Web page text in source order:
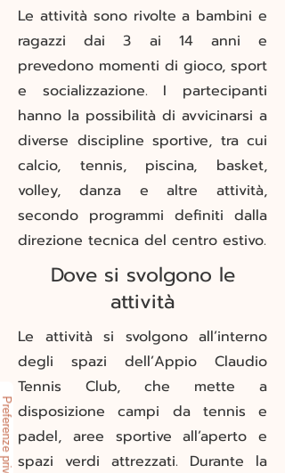
Le attività sono rivolte a bambini e
ragazzi dai 3 ai 14 anni e
prevedono momenti di gioco, sport
e socializzazione. I partecipanti
hanno la possibilità di avvicinarsi a
diverse discipline sportive, tra cui
calcio, tennis, piscina, basket,
volley, danza e altre attività,
secondo programmi definiti dalla
direzione tecnica del centro estivo.
Dove si svolgono le
attività
Le attività si svolgono all’interno
degli spazi dell’Appio Claudio
Tennis Club, che mette a
disposizione campi da tennis e
padel, aree sportive all’aperto e
spazi verdi attrezzati. Durante la